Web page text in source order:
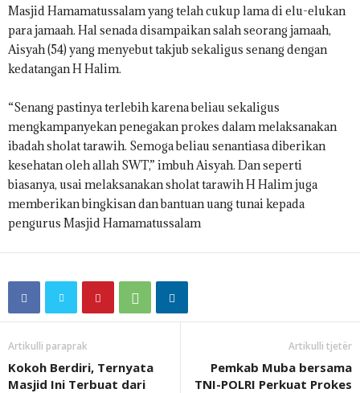
Masjid Hamamatussalam yang telah cukup lama di elu-elukan
para jamaah. Hal senada disampaikan salah seorang jamaah,
Aisyah (54) yang menyebut takjub sekaligus senang dengan
kedatangan H Halim.
“Senang pastinya terlebih karena beliau sekaligus
mengkampanyekan penegakan prokes dalam melaksanakan
ibadah sholat tarawih. Semoga beliau senantiasa diberikan
kesehatan oleh allah SWT,” imbuh Aisyah. Dan seperti
biasanya, usai melaksanakan sholat tarawih H Halim juga
memberikan bingkisan dan bantuan uang tunai kepada
pengurus Masjid Hamamatussalam
Artikulli paraprak
Kokoh Berdiri, Ternyata
Masjid Ini Terbuat dari
Artikulli tjetër
Pemkab Muba bersama
TNI-POLRI Perkuat Prokes